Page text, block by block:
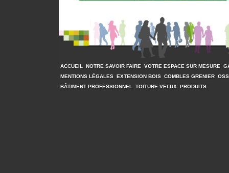
ACCUEIL NOTRE SAVOIR FAIRE VOTRE ESPACE SUR MESURE
MENTIONS LÉGALES EXTENSION BOIS COMBLES GRENIER
BÂTIMENT PROFESSIONNEL
TOITURE VELUX PRODUITS